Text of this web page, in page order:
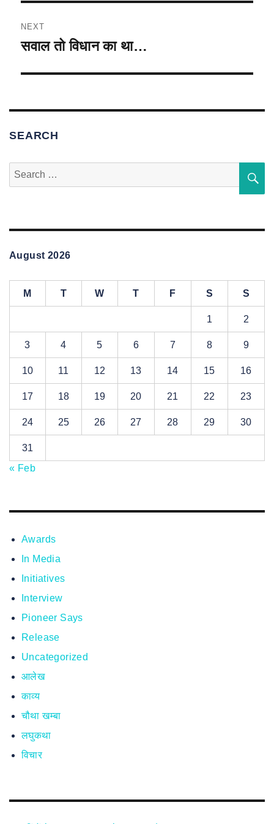
NEXT
Next
सवाल तो विधान का था…
SEARCH
Search
for:
August 2026
M T W T F S S
1 2
3 4 5 6 7 8 9
10 11 12 13 14 15 16
17 18 19 20 21 22 23
24 25 26 27 28 29 30
31
« Feb
Awards
In Media
Initiatives
Interview
Pioneer Says
Release
Uncategorized
आलेख
काव्य
चौथा खम्बा
लघुकथा
विचार